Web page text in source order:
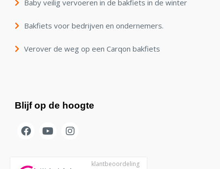
Baby veilig vervoeren in de bakfiets in de winter
Bakfiets voor bedrijven en ondernemers.
Verover de weg op een Carqon bakfiets
Blijf op de hoogte